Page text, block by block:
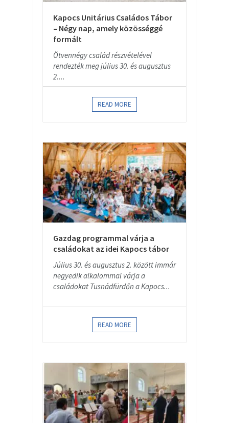
Kapocs Unitárius Családos Tábor
– Négy nap, amely közösséggé
formált
Ötvennégy család részvételével
rendezték meg július 30. és augusztus
2....
READ MORE
Gazdag programmal várja a
családokat az idei Kapocs tábor
Július 30. és augusztus 2. között immár
negyedik alkalommal várja a
családokat Tusnádfürdőn a Kapocs...
READ MORE